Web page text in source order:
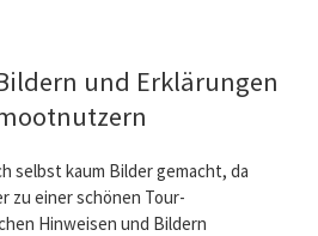
und Erklärungen
selbst kaum Bilder gemacht, da
zu einer schönen Tour-
Hinweisen und Bildern